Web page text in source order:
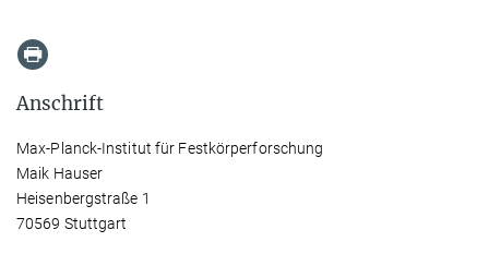
Anschrift
Max-Planck-Institut für Festkörperforschung
Maik Hauser
Heisenbergstraße 1
70569 Stuttgart